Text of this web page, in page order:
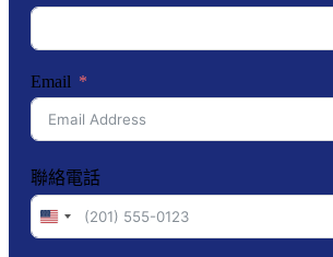
Email
聯絡電話
United
States